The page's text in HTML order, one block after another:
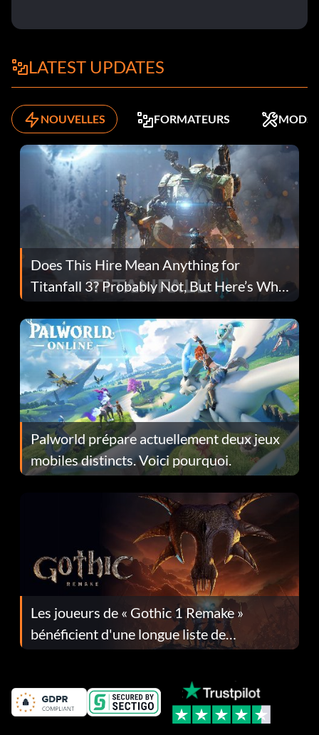
LATEST UPDATES
NOUVELLES FORMATEURS MODS
Does This Hire Mean Anything for
Titanfall 3? Probably Not, But Here’s Why
Fans Are Hopeful
Palworld prépare actuellement deux jeux
mobiles distincts. Voici pourquoi.
Les joueurs de « Gothic 1 Remake »
bénéficient d'une longue liste de
corrections dans la mise à jour 1.0.4